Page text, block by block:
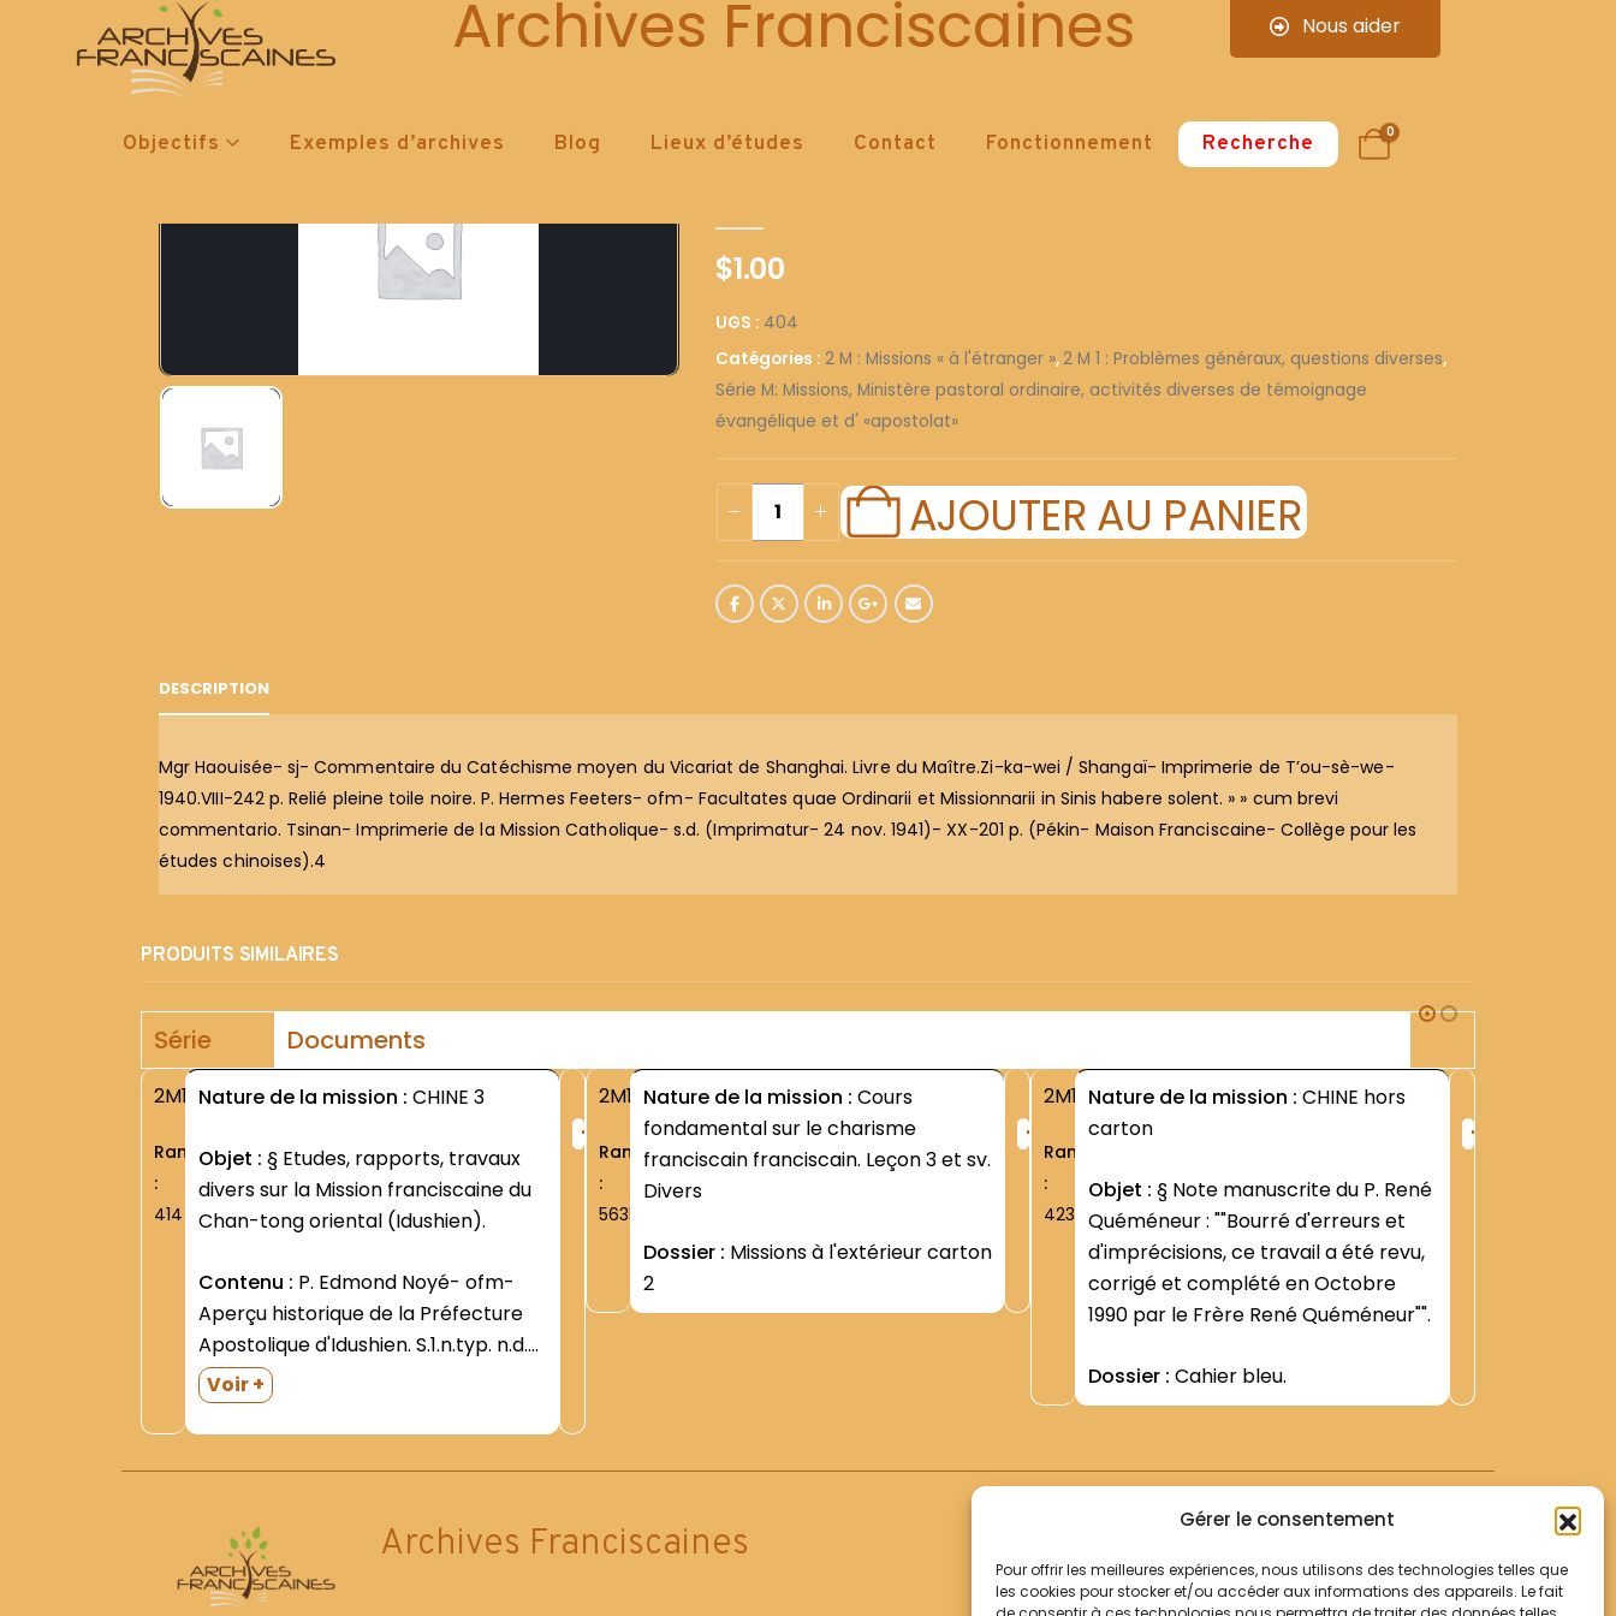
Gérer le consentement
Pour offrir les meilleures expériences, nous utilisons des technologies telles que
les cookies pour stocker et/ou accéder aux informations des appareils. Le fait
Archives Franciscaines Nous aider
Objectifs Exemples d’archives Blog Lieux d’études Contact Fonctionnement Recherche 0
404
$1.00
UGS : 404
Catégories : 2 M : Missions « à l'étranger »,2 M 1 : Problèmes généraux, questions diverses,
Série M: Missions, Ministère pastoral ordinaire, activités diverses de témoignage
évangélique et d' «apostolat»
AJOUTER AU PANIER
DESCRIPTION
Mgr Haouisée- sj- Commentaire du Catéchisme moyen du Vicariat de Shanghai. Livre du Maître.Zi-ka-wei / Shangaï- Imprimerie de T’ou-sè-we-
1940.VIII-242 p. Relié pleine toile noire. P. Hermes Feeters- ofm- Facultates quae Ordinarii et Missionnarii in Sinis habere solent. » » cum brevi
commentario. Tsinan- Imprimerie de la Mission Catholique- s.d. (Imprimatur- 24 nov. 1941)- XX-201 p. (Pékin- Maison Franciscaine- Collège pour les
études chinoises).4
PRODUITS SIMILAIRES
Série Documents
2M1
Rang
:
414
Nature de la mission : CHINE 3
Objet : § Etudes, rapports, travaux
divers sur la Mission franciscaine du
Chan-tong oriental (Idushien).
Contenu :
Aperçu historique de la Préfecture
Apostolique d'Idushien. S.1.n.typ. n.d.
(l'approbation du P. Venance
Guichard- Préfet Apost.- est datée
de Tsingchow- 1er mai 1933). 34 D.-
illustr. X.- Compendium Historicum
(s.d.). Texte dactyl....
Voir +
+
2M1
Rang
:
5635
Nature de la mission : Cours
fondamental sur le charisme
franciscain franciscain. Leçon 3 et sv.
Divers
Dossier : Missions à l'extérieur carton
2
+
2M1
Rang
:
423
Nature de la mission : CHINE hors
carton
Objet : § Note manuscrite du P. René
Quéméneur : ""Bourré d'erreurs et
d'imprécisions, ce travail a été revu,
corrigé et complété en Octobre
1990 par le Frère René Quéméneur"".
Dossier : Cahier bleu.
+
Archives Franciscaines